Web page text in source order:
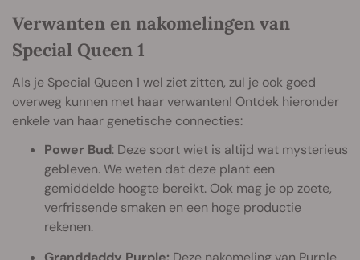
Verwanten en nakomelingen van
Special Queen 1
Als je Special Queen 1 wel ziet zitten, zul je ook goed
overweg kunnen met haar verwanten! Ontdek hieronder
enkele van haar genetische connecties:
Power Bud: Deze soort wiet is altijd wat mysterieus
gebleven. We weten dat deze plant een
gemiddelde hoogte bereikt. Ook mag je op zoete,
verfrissende smaken en een hoge productie
rekenen.